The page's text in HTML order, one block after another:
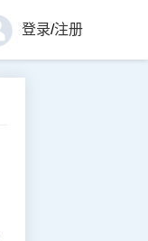
登录/注册